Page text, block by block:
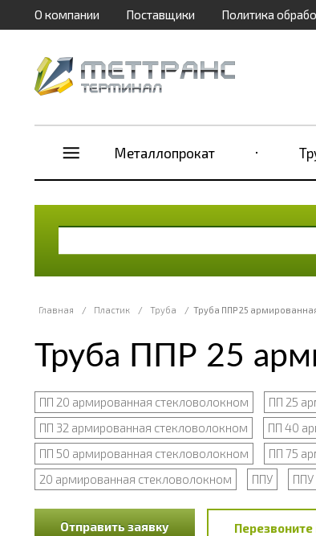
О компании Поставщики Политика
Металлопрокат
Главная / Пластик / Труба / Труба ППР 25
Труба ППР 25
ПП 20 армированная стекловолокном
ПП 25
ПП 32 армированная стекловолокном
ПП 40
ПП 50 армированная стекловолокном
ПП 75
20 армированная стекловолокном
ППУ
Отправить заявку